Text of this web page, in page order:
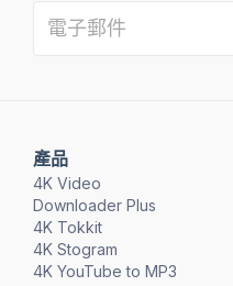
產品
4K Video
Downloader Plus
4K Tokkit
4K Stogram
4K YouTube to MP3